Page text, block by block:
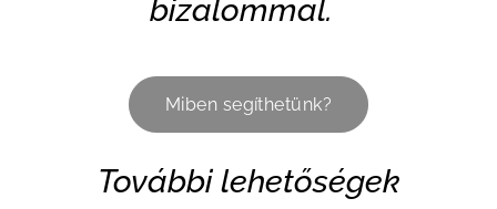
bizalommal.
Miben segíthetünk?
További lehetőségek